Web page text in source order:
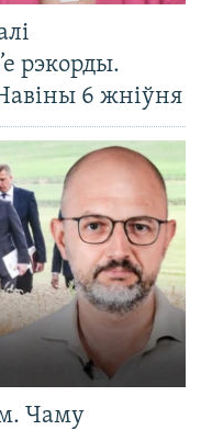
рэкорды.
6 жніўня
Чаму